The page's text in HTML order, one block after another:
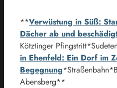
**Verwüstung in Süß:
Dächer ab und
Kötztinger
in Ehenfeld: Ein Dorf im
Begegnung
Abensberg**